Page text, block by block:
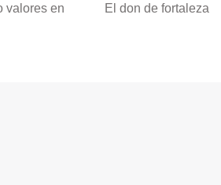
valores en
El don de fortaleza